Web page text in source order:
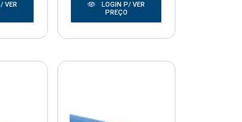
VER
LOGIN P/ VER
PREÇO